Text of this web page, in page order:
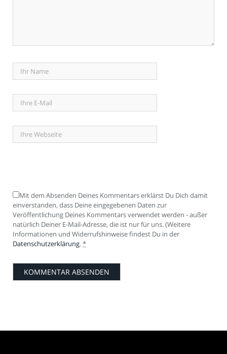
Mit dem Absenden Deines Kommentars erklärst Du Dich damit
einverstanden, dass Deine eingegebenen Daten zur
Veröffentlichung Deines Kommentars verwendet werden - außer
natürlich Deiner E-Mail-Adresse, die ist nur für uns. (Weitere
Informationen und Widerrufshinweise findest Du in der
Datenschutzerklärung.*